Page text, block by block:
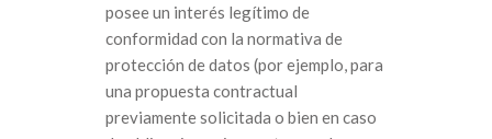
posee un interés legítimo de
conformidad con la normativa de
protección de datos (por ejemplo, para
una propuesta contractual
previamente solicitada o bien en caso